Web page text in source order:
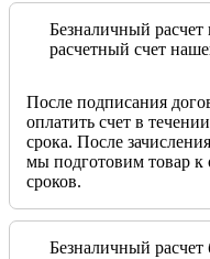
Безналичный расчет
расчетный счет
После подписания
оплатить счет в
срока. После
мы подготовим товар к
сроков.
Безналичный